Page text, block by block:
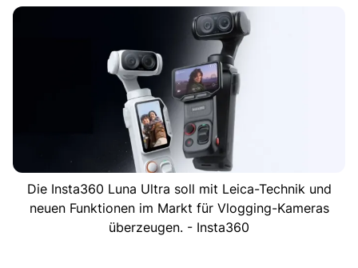
Die Insta360 Luna Ultra soll mit Leica-Technik und
neuen Funktionen im Markt für Vlogging-Kameras
überzeugen. - Insta360